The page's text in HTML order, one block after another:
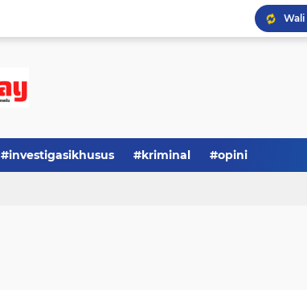
#investigasikhusus #kriminal #opini